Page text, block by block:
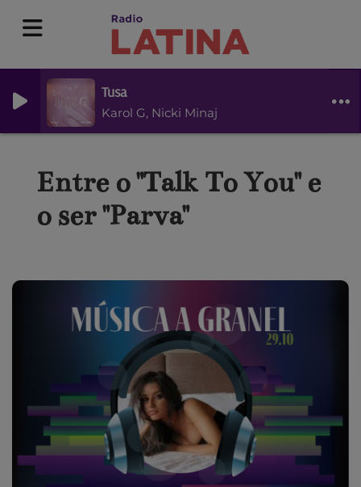
Tusa
Karol G, Nicki Minaj
Entre o "Talk To You" e
o ser "Parva"